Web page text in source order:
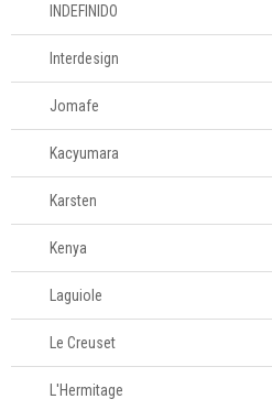
INDEFINIDO
Interdesign
Jomafe
Kacyumara
Karsten
Kenya
Laguiole
Le Creuset
L'Hermitage